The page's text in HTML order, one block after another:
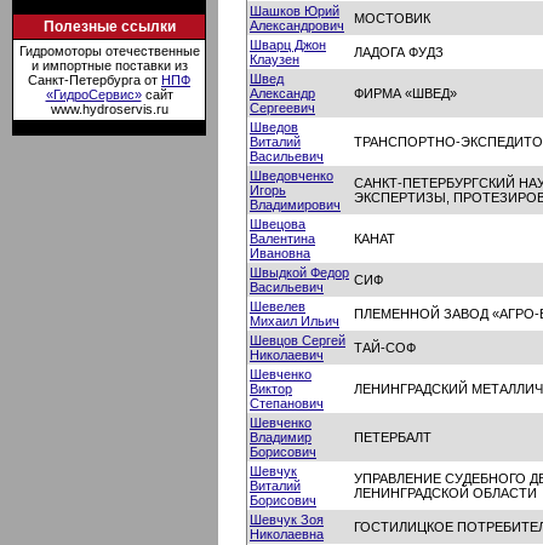
Полезные ссылки
Гидромоторы отечественные
и импортные поставки из
Санкт-Петербурга от НПФ
«ГидроСервис»сайт
www.hydroservis.ru
Шашков Юрий
Александрович
МОСТОВИК
Шварц Джон
Клаузен
ЛАДОГА ФУДЗ
Швед
Александр
Сергеевич
ФИРМА «ШВЕД»
Шведов
Виталий
Васильевич
ТРАНСПОРТНО-
Шведовченко
Игорь
Владимирович
САНКТ-ПЕТЕРБУРГСКИЙ
ЭКСПЕРТИЗЫ,
Швецова
Валентина
Ивановна
КАНАТ
Швыдкой Федор
Васильевич
СИФ
Шевелев
Михаил Ильич
ПЛЕМЕННОЙ ЗАВОД «АГРО-
Шевцов Сергей
Николаевич
ТАЙ-СОФ
Шевченко
Виктор
Степанович
ЛЕНИНГРАДСКИЙ
Шевченко
Владимир
Борисович
ПЕТЕРБАЛТ
Шевчук
Виталий
Борисович
УПРАВЛЕНИЕ СУДЕБНОГО
ЛЕНИНГРАДСКОЙ ОБЛАСТИ
Шевчук Зоя
Николаевна
ГОСТИЛИЦКОЕ